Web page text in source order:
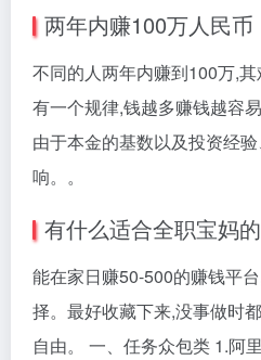
两年内赚100万人民币
不同的人两年内赚到100万,
有一个规律,钱越多赚钱越容
由于本金的基数以及投资经
响。。
有什么适合全职宝妈
能在家日赚50-500的赚钱平
择。最好收藏下来,没事做时
自由。 一、任务众包类 1.阿